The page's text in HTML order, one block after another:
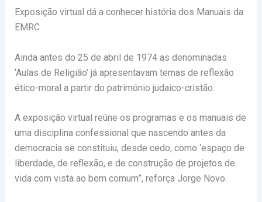
Exposição virtual dá a conhecer história dos Manuais da
EMRC
Ainda antes do 25 de abril de 1974 as denominadas
‘Aulas de Religião’ já apresentavam temas de reflexão
ético-moral a partir do património judaico-cristão.
A exposição virtual reúne os programas e os manuais de
uma disciplina confessional que nascendo antes da
democracia se constituiu, desde cedo, como ‘espaço de
liberdade, de reflexão, e de construção de projetos de
vida com vista ao bem comum”, reforça Jorge Novo.